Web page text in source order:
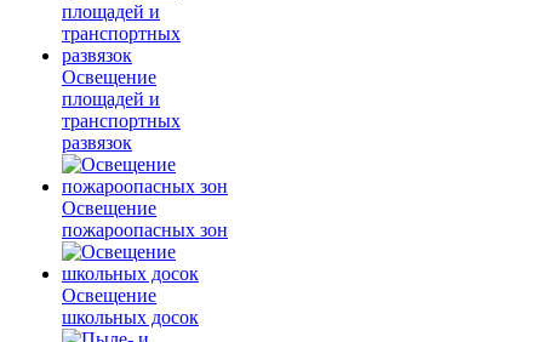
Освещение
площадей и
транспортных
развязок
Освещение
пожароопасных зон
Освещение
школьных досок